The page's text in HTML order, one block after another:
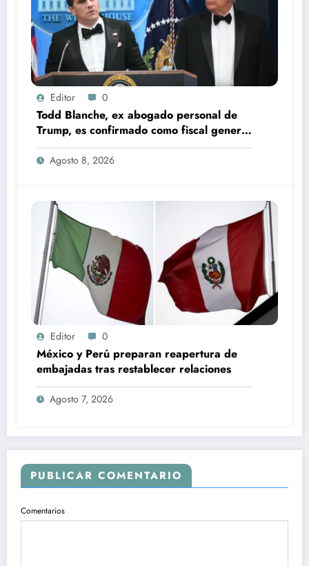
Editor 0
Todd Blanche, ex abogado personal de
Trump, es confirmado como fiscal general
de EU
Agosto 8, 2026
Editor 0
México y Perú preparan reapertura de
embajadas tras restablecer relaciones
Agosto 7, 2026
PUBLICAR COMENTARIO
Comentarios